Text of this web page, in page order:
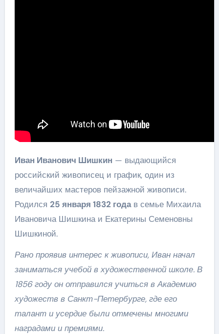
Иван Иванович Шишкин — выдающийся
российский живописец и график, один из
величайших мастеров пейзажной живописи.
Родился 25 января 1832 годав семье Михаила
Ивановича Шишкина и Екатерины Семеновны
Шишкиной.
Рано проявив интерес к живописи, Иван начал
заниматься учебой в художественной школе. В
1856 году он отправился учиться в Академию
художеств в Санкт-Петербурге, где его
талант и усердие были отмечены многими
наградами и премиями.